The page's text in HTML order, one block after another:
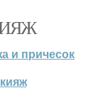
и причесок